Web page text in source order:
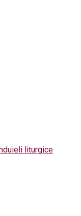
liturgice